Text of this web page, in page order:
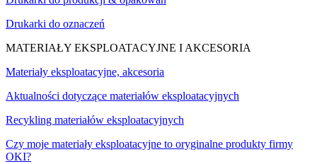
Drukarki do oznaczeń
MATERIAŁY EKSPLOATACYJNE I AKCESORIA
Materiały eksploatacyjne, akcesoria
Aktualności dotyczące materiałów eksploatacyjnych
Recykling materiałów eksploatacyjnych
Czy moje materiały eksploatacyjne to oryginalne produkty firmy
OKI?